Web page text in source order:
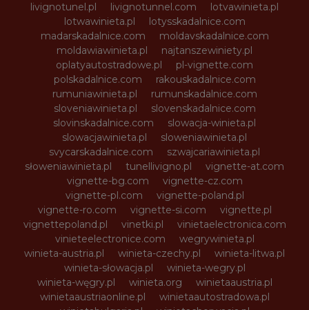
livignotunel.pl
livignotunnel.com
lotvawinieta.pl
lotwawinieta.pl
lotysskadalnice.com
madarskadalnice.com
moldavskadalnice.com
moldawiawinieta.pl
najtanszewiniety.pl
oplatyautostradowe.pl
pl-vignette.com
polskadalnice.com
rakouskadalnice.com
rumuniawinieta.pl
rumunskadalnice.com
sloveniawinieta.pl
slovenskadalnice.com
slovinskadalnice.com
slowacja-winieta.pl
slowacjawinieta.pl
sloweniawinieta.pl
svycarskadalnice.com
szwajcariawinieta.pl
słoweniawinieta.pl
tunellivigno.pl
vignette-at.com
vignette-bg.com
vignette-cz.com
vignette-pl.com
vignette-poland.pl
vignette-ro.com
vignette-si.com
vignette.pl
vignettepoland.pl
vinetki.pl
vinietaelectronica.com
vinieteelectronice.com
wegrywinieta.pl
winieta-austria.pl
winieta-czechy.pl
winieta-litwa.pl
winieta-słowacja.pl
winieta-wegry.pl
winieta-węgry.pl
winieta.org
winietaaustria.pl
winietaaustriaonline.pl
winietaautostradowa.pl